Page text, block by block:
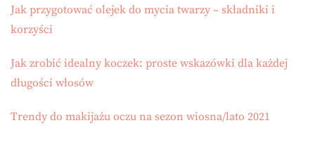
Jak przygotować olejek do mycia twarzy – składniki i
korzyści
Jak zrobić idealny koczek: proste wskazówki dla każdej
długości włosów
Trendy do makijażu oczu na sezon wiosna/lato 2021